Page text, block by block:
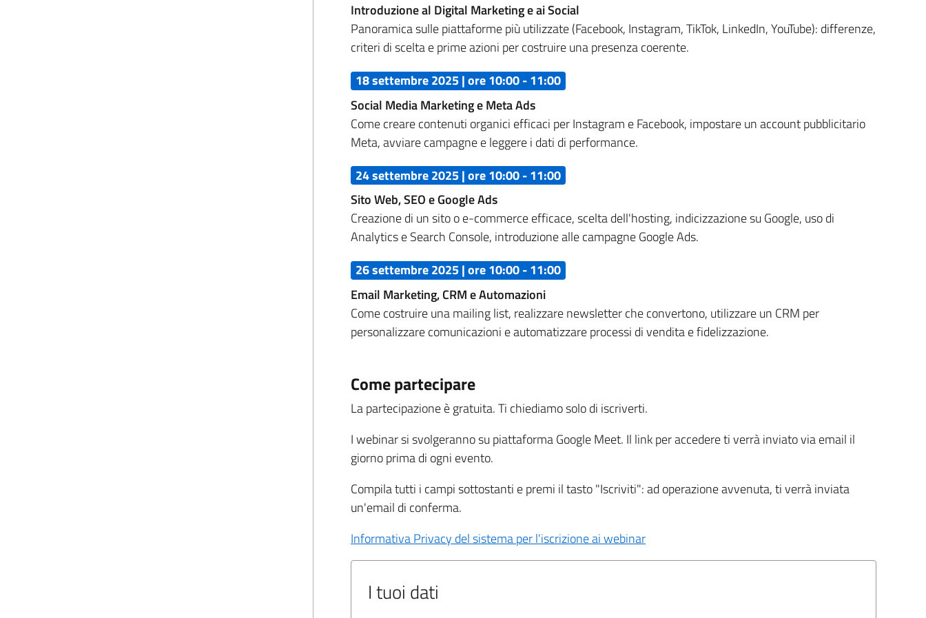
Introduzione al Digital Marketing e ai Social
Panoramica sulle piattaforme più utilizzate (Facebook, Instagram, TikTok, LinkedIn, YouTube): differenze,
criteri di scelta e prime azioni per costruire una presenza coerente.
18 settembre 2025 | ore 10:00 - 11:00
Social Media Marketing e Meta Ads
Come creare contenuti organici efficaci per Instagram e Facebook, impostare un account pubblicitario
Meta, avviare campagne e leggere i dati di performance.
24 settembre 2025 | ore 10:00 - 11:00
Sito Web, SEO e Google Ads
Creazione di un sito o e-commerce efficace, scelta dell'hosting, indicizzazione su Google, uso di
Analytics e Search Console, introduzione alle campagne Google Ads.
26 settembre 2025 | ore 10:00 - 11:00
Email Marketing, CRM e Automazioni
Come costruire una mailing list, realizzare newsletter che convertono, utilizzare un CRM per
personalizzare comunicazioni e automatizzare processi di vendita e fidelizzazione.
Come partecipare
La partecipazione è gratuita. Ti chiediamo solo di iscriverti.
I webinar si svolgeranno su piattaforma Google Meet. Il link per accedere ti verrà inviato via email il
giorno prima di ogni evento.
Compila tutti i campi sottostanti e premi il tasto "Iscriviti": ad operazione avvenuta, ti verrà inviata
un'email di conferma.
Informativa Privacy del sistema per l'iscrizione ai webinar
I tuoi dati